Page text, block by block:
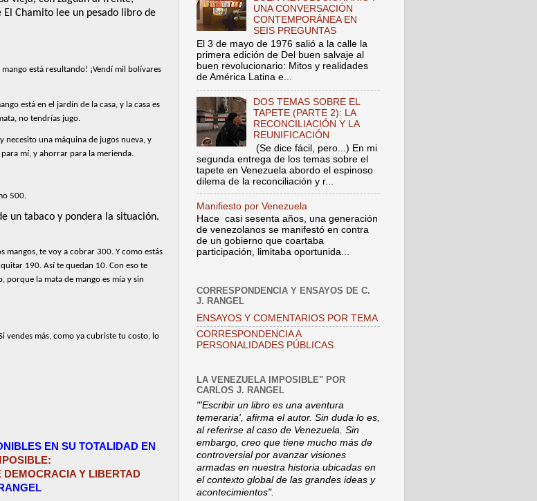
Chamito lee un pesado libro de
está resultando! ¡Vendí mil bolívares
está en el jardín de la casa, y la casa es
no tendrías jugo.
necesito una máquina de jugos nueva, y
mí, y ahorrar para la merienda.
500.
un tabaco y pondera la situación.
mangos, te voy a cobrar 300. Y como estás
190. Así te quedan 10. Con eso te
porque la mata de mango es mía y sin
vendes más, como ya cubriste tu costo, lo
EN SU TOTALIDAD EN
Y LIBERTAD
UNA CONVERSACIÓN
CONTEMPORÁNEA EN
SEIS PREGUNTAS
El 3 de mayo de 1976 salió a la calle la
primera edición de Del buen salvaje al
buen revolucionario: Mitos y realidades
de América Latina e...
DOS TEMAS SOBRE EL
TAPETE (PARTE 2): LA
RECONCILIACIÓN Y LA
REUNIFICACIÓN
(Se dice fácil, pero...) En mi
segunda entrega de los temas sobre el
tapete en Venezuela abordo el espinoso
dilema de la reconciliación y r...
Manifiesto por Venezuela
Hace casi sesenta años, una generación
de venezolanos se manifestó en contra
de un gobierno que coartaba
participación, limitaba oportunida...
CORRESPONDENCIA Y ENSAYOS DE C.
J. RANGEL
ENSAYOS Y COMENTARIOS POR TEMA
CORRESPONDENCIA A
PERSONALIDADES PÚBLICAS
LA VENEZUELA IMPOSIBLE" POR
CARLOS J. RANGEL
"'Escribir un libro es una aventura
temeraria', afirma el autor. Sin duda lo es,
al referirse al caso de Venezuela. Sin
embargo, creo que tiene mucho más de
controversial por avanzar visiones
armadas en nuestra historia ubicadas en
el contexto global de las grandes ideas y
acontecimientos".